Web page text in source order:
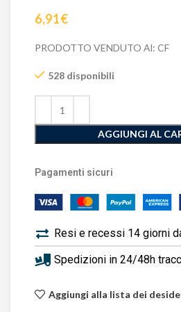
6,91€
PRODOTTO VENDUTO Al: CF
528 disponibili
AGGIUNGI AL
Pagamenti sicuri
Resi e recessi 14 giorni
Spedizioni in 24/48h
Aggiungi alla lista dei